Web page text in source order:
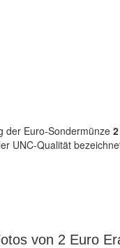
der Euro-Sondermünze
UNC-Qualität
von 2 Euro